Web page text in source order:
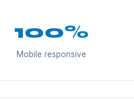
100%
Mobile responsive